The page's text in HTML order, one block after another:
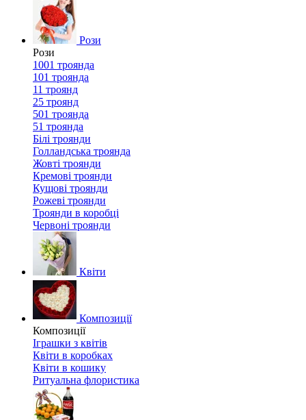
Рози
Рози
1001 троянда
101 троянда
11 троянд
25 троянд
501 троянда
51 троянда
Білі троянди
Голландська троянда
Жовті троянди
Кремові троянди
Кущові троянди
Рожеві троянди
Троянди в коробці
Червоні троянди
Квіти
Композиції
Композиції
Іграшки з квітів
Квіти в коробках
Квіти в кошику
Ритуальна флористика